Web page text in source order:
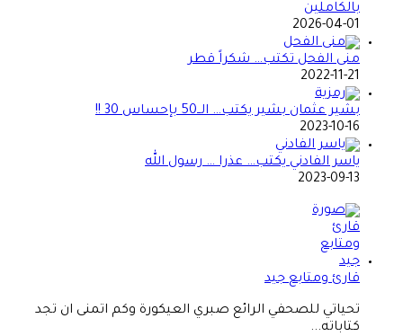
بالكاملين
2026-04-01
منى الفحل تكتب… شكراً قطر
2022-11-21
بشير عثمان بشير يكتب… الــ50 بإحساس 30 !!
2023-10-16
ياسر الفادني يكتب… عذرا … رسول الله
2023-09-13
قارئ ومتابع جيد
تحياتي للصحفي الرائع صبري العيكورة وكم اتمنى ان تجد
كتاباته...